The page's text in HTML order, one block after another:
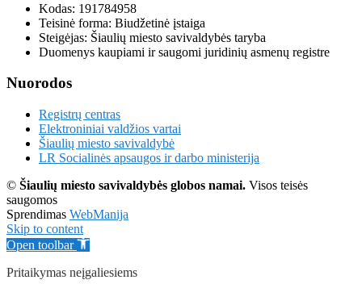
Kodas: 191784958
Teisinė forma: Biudžetinė įstaiga
Steigėjas: Šiaulių miesto savivaldybės taryba
Duomenys kaupiami ir saugomi juridinių asmenų registre
Nuorodos
Registrų centras
Elektroniniai valdžios vartai
Šiaulių miesto savivaldybė
LR Socialinės apsaugos ir darbo ministerija
© Šiaulių miesto savivaldybės globos namai. Visos teisės
saugomos
Sprendimas WebManija
Skip to content
Open toolbar
Pritaikymas neįgaliesiems